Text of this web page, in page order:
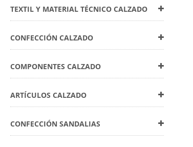
TEXTIL Y MATERIAL TÉCNICO CALZADO
CONFECCIÓN CALZADO
COMPONENTES CALZADO
ARTÍCULOS CALZADO
CONFECCIÓN SANDALIAS